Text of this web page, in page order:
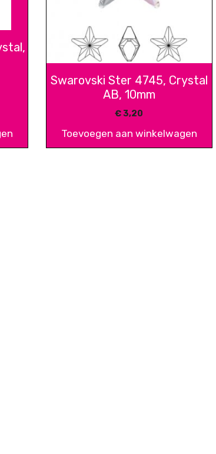
Swarovski Ster 4745, Crystal
AB, 10mm
€3,20
Toevoegen aan winkelwagen